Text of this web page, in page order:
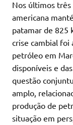
Nos últimos três
americana
patamar de 825
crise cambial foi
petróleo em
disponíveis e
questão
amplo,
produção de
situação em